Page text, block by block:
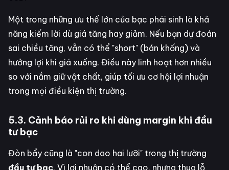
Một trong những ưu thế lớn của bạc phái sinh là khả
năng kiếm lời dù giá tăng hay giảm. Nếu bạn dự đoán
sai chiều tăng, vẫn có thể "short" (bán khống) và
hưởng lợi khi giá xuống. Điều này linh hoạt hơn nhiều
so với nắm giữ vật chất, giúp tối ưu cơ hội lợi nhuận
trong mọi điều kiện thị trường.
5.3. Cảnh báo rủi ro khi dùng margin khi đầu
tư bạc
Đòn bẩy cũng là "con dao hai lưỡi" trong thị trường
đầu tư bạc. Vì lợi nhuận có thể cao, nhưng thua lỗ